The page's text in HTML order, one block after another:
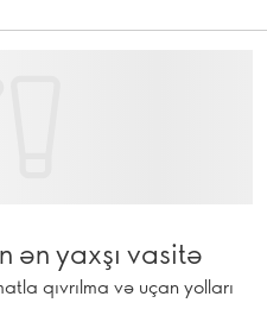
ən yaxşı vasitə
qıvrılma və uçan yolları